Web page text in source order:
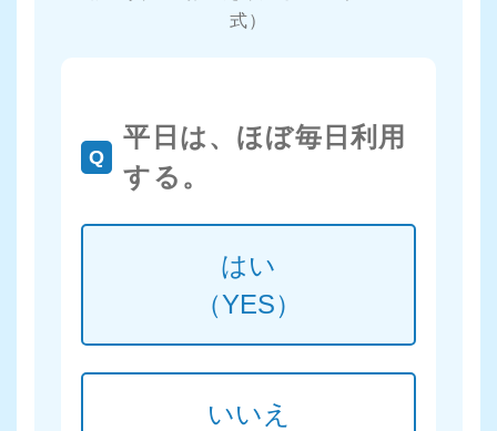
式）
Q
平日は、ほぼ毎日利用
する。
はい
（YES）
いいえ